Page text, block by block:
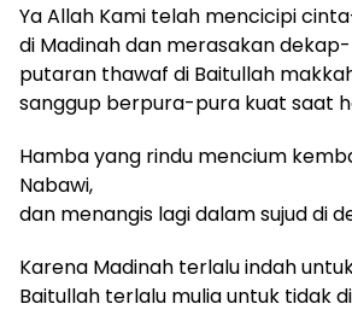
Ya Allah Kami telah mencicipi
di Madinah dan merasakan
putaran thawaf di Baitullah
sanggup berpura-pura kuat saat
Hamba yang rindu mencium
Nabawi,
dan menangis lagi dalam sujud di
Karena Madinah terlalu indah
Baitullah terlalu mulia untuk tidak